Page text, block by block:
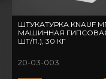
ШТУКАТУРКА KNAUF
МАШИННАЯ
ШТ/П.), 30 КГ
20-03-003